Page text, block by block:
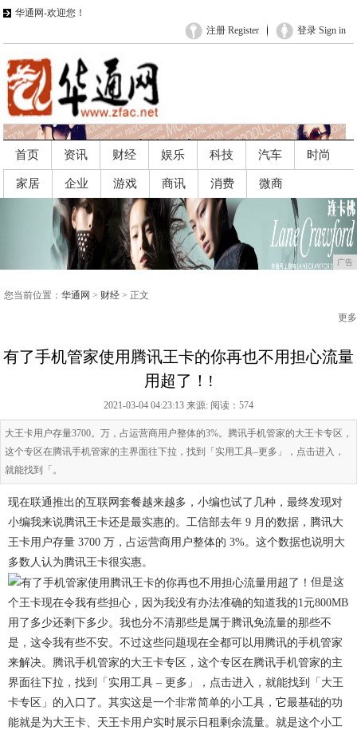
华通网-欢迎您！
登录 Sign in
注册 Register
首页 资讯 财经 娱乐 科技 汽车 时尚
家居 企业 游戏 商讯 消费 微商
广告
您当前位置： 华通网 > 财经 > 正文
更多
有了手机管家使用腾讯王卡的你再也不用担心流量
用超了！!
2021-03-04 04:23:13 来源: 阅读：574
大王卡用户存量3700。万，占运营商用户整体的3%。腾讯手机管家的大王卡专区，
这个专区在腾讯手机管家的主界面往下拉，找到「实用工具–更多」，点击进入，
就能找到「。
现在联通推出的互联网套餐越来越多，小编也试了几种，最终发现对
小编我来说腾讯王卡还是最实惠的。工信部去年 9 月的数据，腾讯大
王卡用户存量 3700 万，占运营商用户整体的 3%。这个数据也说明大
多数人认为腾讯王卡很实惠。
​但是这
个王卡现在令我有些担心，因为我没有办法准确的知道我的1元800MB
用了多少还剩下多少。我也分不清那些是属于腾讯免流量的那些不
是，这令我有些不安。不过这些问题现在全都可以用腾讯的手机管家
来解决。腾讯手机管家的大王卡专区，这个专区在腾讯手机管家的主
界面往下拉，找到「实用工具 – 更多」，点击进入，就能找到「大王
卡专区」的入口了。其实这是一个非常简单的小工具，它最基础的功
能就是为大王卡、天王卡用户实时展示日租剩余流量。就是这个小工